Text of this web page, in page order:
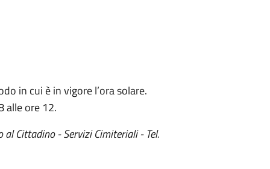
in cui è in vigore l’ora solare.
alle ore 12.
Cittadino - Servizi Cimiteriali - Tel.